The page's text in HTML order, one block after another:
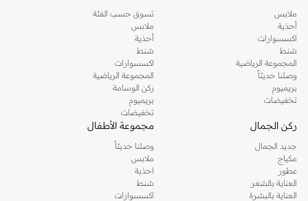
ملابس
أحذية
اكسسوارات
شنط
المجموعة الرياضية
وصلنا حديثاً
بريميوم
تخفيضات
تسوق حسب الفئة
ملابس
أحذية
شنط
اكسسوارات
المجموعة الرياضية
ركن الوسامة
بريميوم
تخفيضات
ركن الجمال
جديد الجمال
مكياج
عطور
العناية بالشعر
العناية بالبشرة
مجموعة الأطفال
وصلنا حديثاً
ملابس
احذية
شنط
اكسسوارات